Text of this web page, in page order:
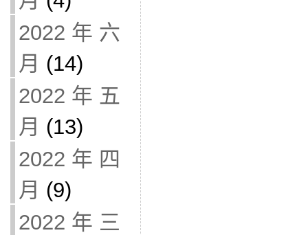
2022 年 六
月 (14)
2022 年 五
月 (13)
2022 年 四
月 (9)
2022 年 三